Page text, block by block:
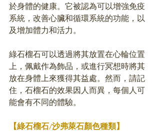
於身體的健康。它被認為可以增強免疫
系統，改善心臟和循環系統的功能，以
及增加體力和活力。
綠石榴石可以透過將其放置在心輪位置
上，佩戴作為飾品，或進行冥想時將其
放在身體上來獲得其益處。然而，請記
住，石榴石的效果因人而異，每個人可
能會有不同的體驗。
【綠石榴石/沙弗萊石顏色種類】